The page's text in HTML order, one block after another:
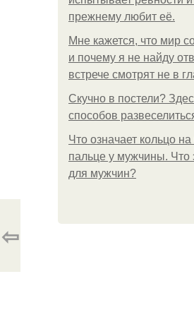
прежнему любит её.
Мне кажется, что мир
и почему я не найду
встрече смотрят не в
Скучно в постели?
способов
Что означает кольцо
пальце у мужчины. Что
для мужчин?
⇦